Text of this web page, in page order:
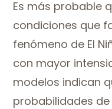
Es más probable
condiciones que
fenómeno de El
con mayor
modelos indican
probabilidades